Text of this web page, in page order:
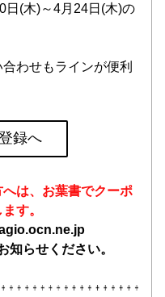
日(木)～4月24日(木)の
わせもラインが便利
録へ
は、お葉書でクーポ
す。
知らせください。